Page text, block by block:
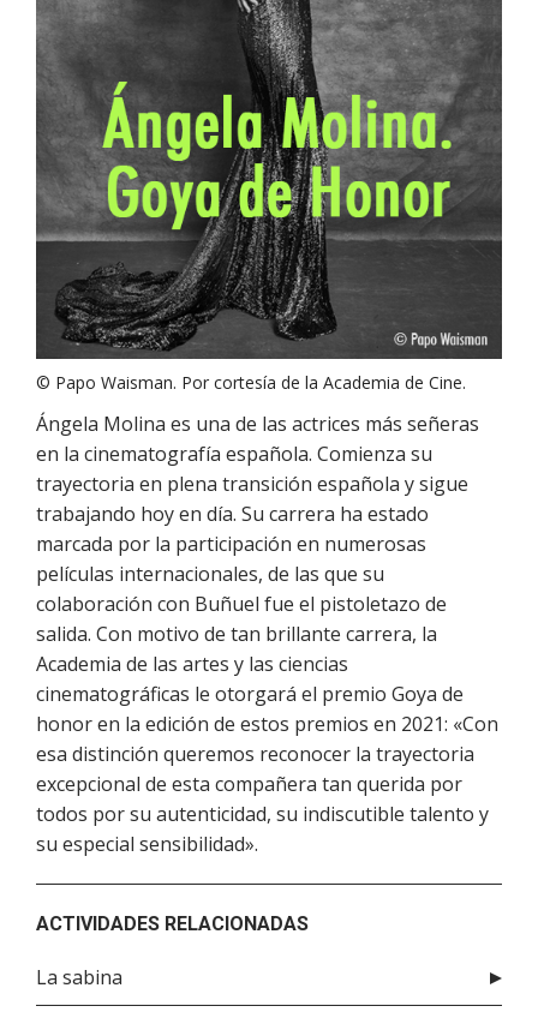
© Papo Waisman. Por cortesía de la Academia de Cine.
Ángela Molina es una de las actrices más señeras
en la cinematografía española. Comienza su
trayectoria en plena transición española y sigue
trabajando hoy en día. Su carrera ha estado
marcada por la participación en numerosas
películas internacionales, de las que su
colaboración con Buñuel fue el pistoletazo de
salida. Con motivo de tan brillante carrera, la
Academia de las artes y las ciencias
cinematográficas le otorgará el premio Goya de
honor en la edición de estos premios en 2021: «Con
esa distinción queremos reconocer la trayectoria
excepcional de esta compañera tan querida por
todos por su autenticidad, su indiscutible talento y
su especial sensibilidad».
ACTIVIDADES RELACIONADAS
La sabina